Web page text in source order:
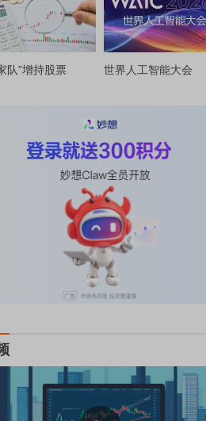
队”增持股票 世界人工智能大会